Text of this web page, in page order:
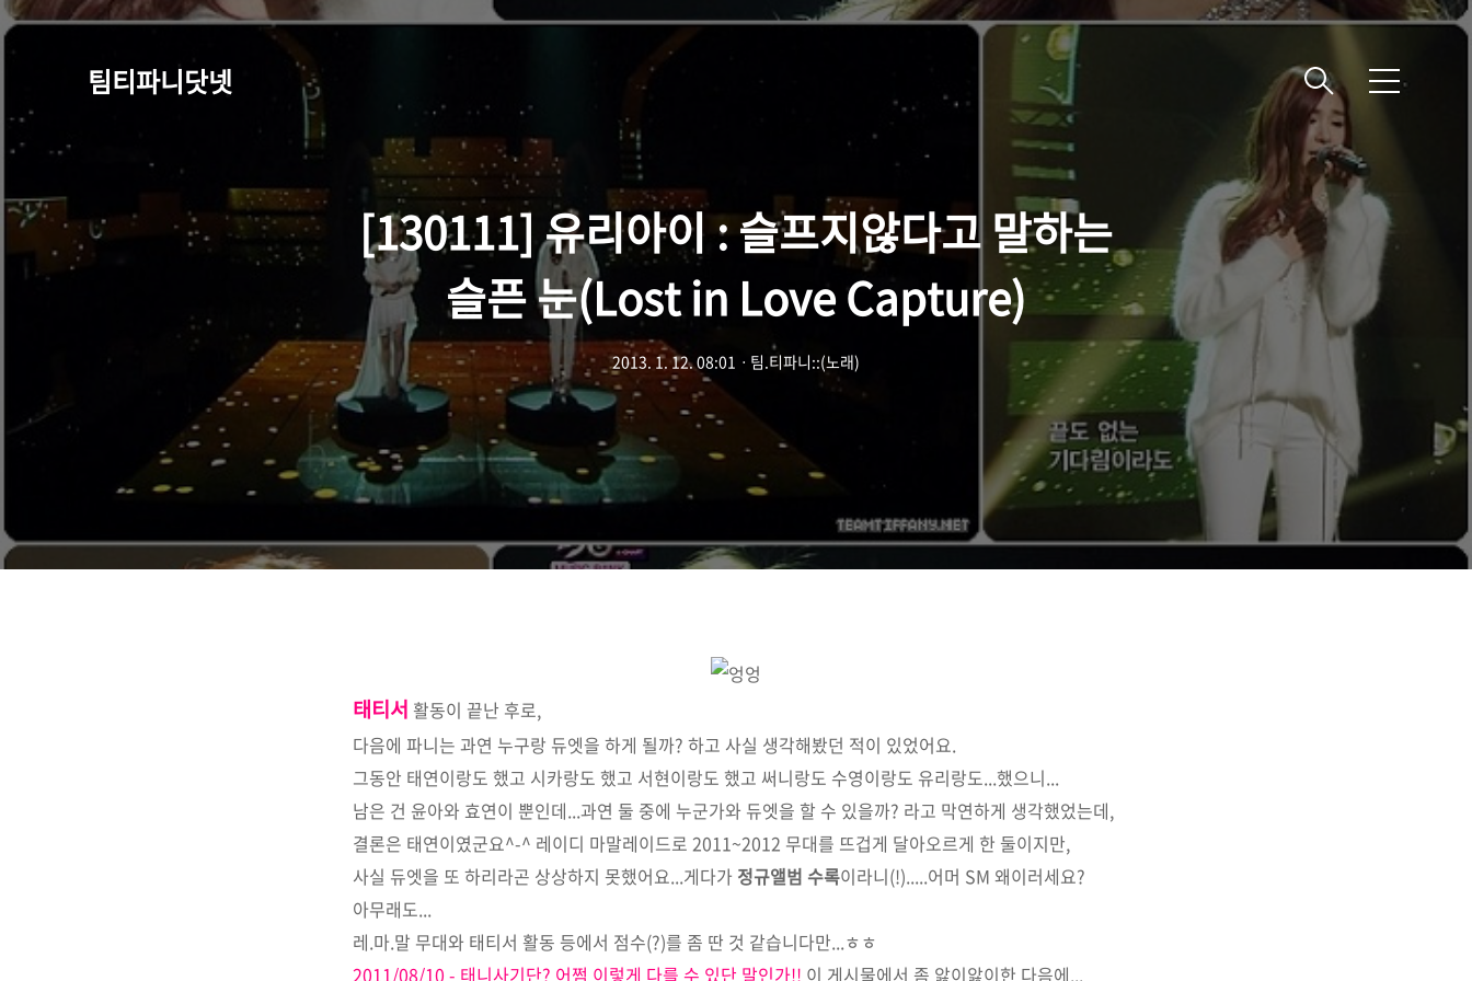
팀티파니닷넷 메
[130111] 유리아이 : 슬프지않다고 말하는
슬픈 눈(Lost in Love Capture)
2013. 1. 12. 08:01 ㆍ 팀.티파니::(노래)
태티서 활동이 끝난 후로,
다음에 파니는 과연 누구랑 듀엣을 하게 될까? 하고 사실 생각해봤던 적이 있었어요.
그동안 태연이랑도 했고 시카랑도 했고 서현이랑도 했고 써니랑도 수영이랑도 유리랑도...했으니...
남은 건 윤아와 효연이 뿐인데...과연 둘 중에 누군가와 듀엣을 할 수 있을까? 라고 막연하게 생각했었는데,
결론은 태연이였군요^-^ 레이디 마말레이드로 2011~2012 무대를 뜨겁게 달아오르게 한 둘이지만,
사실 듀엣을 또 하리라곤 상상하지 못했어요...게다가 정규앨범 수록이라니(!).....어머 SM 왜이러세요?
아무래도...
레.마.말 무대와 태티서 활동 등에서 점수(?)를 좀 딴 것 같습니다만...ㅎㅎ
2011/08/10 - 태니사기단? 어쩜 이렇게 다를 수 있단 말인가!! 이 게시물에서 좀 앓이앓이한 다음에...